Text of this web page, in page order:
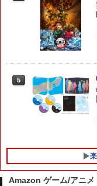
5
4
5
5
Amazon ゲーム/アニメ